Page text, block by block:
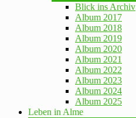
Blick ins Archiv
Album 2017
Album 2018
Album 2019
Album 2020
Album 2021
Album 2022
Album 2023
Album 2024
Album 2025
Leben in Alme